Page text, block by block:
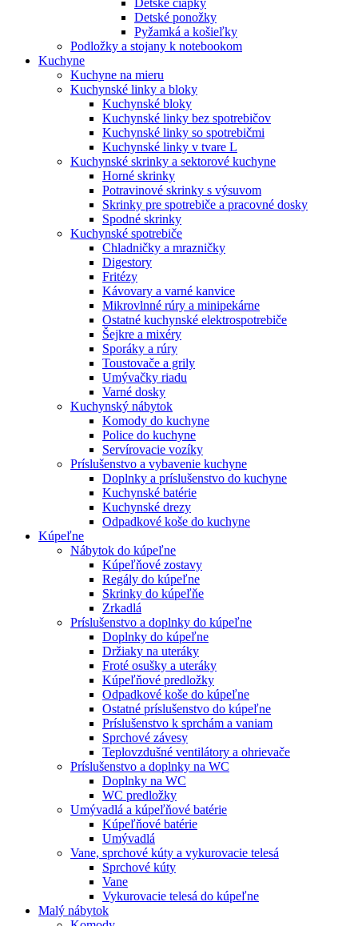
Detské ponožky
Pyžamká a košieľky
Podložky a stojany k notebookom
Kuchyne
Kuchyne na mieru
Kuchynské linky a bloky
Kuchynské bloky
Kuchynské linky bez spotrebičov
Kuchynské linky so spotrebičmi
Kuchynské linky v tvare L
Kuchynské skrinky a sektorové kuchyne
Horné skrinky
Potravinové skrinky s výsuvom
Skrinky pre spotrebiče a pracovné dosky
Spodné skrinky
Kuchynské spotrebiče
Chladničky a mrazničky
Digestory
Fritézy
Kávovary a varné kanvice
Mikrovlnné rúry a minipekárne
Ostatné kuchynské elektrospotrebiče
Šejkre a mixéry
Sporáky a rúry
Toustovače a grily
Umývačky riadu
Varné dosky
Kuchynský nábytok
Komody do kuchyne
Police do kuchyne
Servírovacie vozíky
Príslušenstvo a vybavenie kuchyne
Doplnky a príslušenstvo do kuchyne
Kuchynské batérie
Kuchynské drezy
Odpadkové koše do kuchyne
Kúpeľne
Nábytok do kúpeľne
Kúpeľňové zostavy
Regály do kúpeľne
Skrinky do kúpeľňe
Zrkadlá
Príslušenstvo a doplnky do kúpeľne
Doplnky do kúpeľne
Držiaky na uteráky
Froté osušky a uteráky
Kúpeľňové predložky
Odpadkové koše do kúpeľne
Ostatné príslušenstvo do kúpeľne
Príslušenstvo k sprchám a vaniam
Sprchové závesy
Teplovzdušné ventilátory a ohrievače
Príslušenstvo a doplnky na WC
Doplnky na WC
WC predložky
Umývadlá a kúpeľňové batérie
Kúpeľňové batérie
Umývadlá
Vane, sprchové kúty a vykurovacie telesá
Sprchové kúty
Vane
Vykurovacie telesá do kúpeľne
Malý nábytok